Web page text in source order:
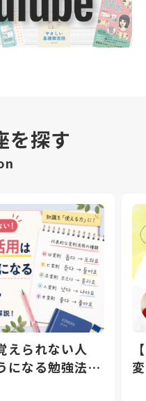
を探す
えられない人
になる勉強法と